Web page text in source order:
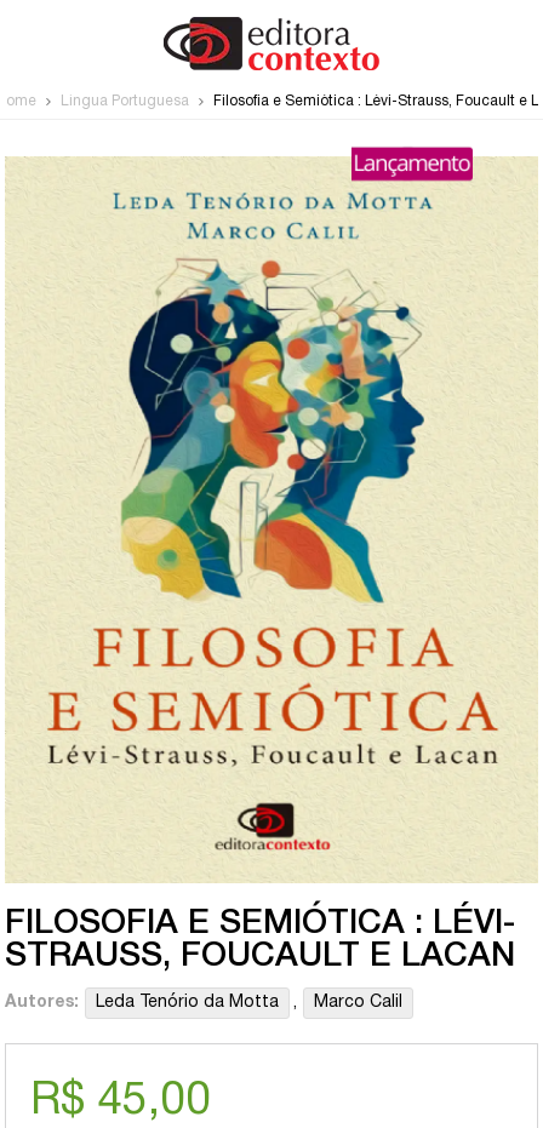
Língua Portuguesa Filosofia e Semiótica : Lévi-Strauss, Foucault e
FILOSOFIA E SEMIÓTICA : LÉVI-
STRAUSS, FOUCAULT E LACAN
Autores: Leda Tenório da Motta , Marco Calil
R$ 45,00